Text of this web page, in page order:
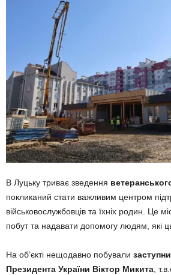
В Луцьку триває зведення
покликаний стати важливим центром
військовослужбовців та їхніх родин. Це
побут та надавати допомогу людям, які
На об’єкті нещодавно побували
Президента України Віктор Микита,